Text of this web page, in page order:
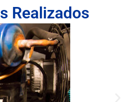
Realizados